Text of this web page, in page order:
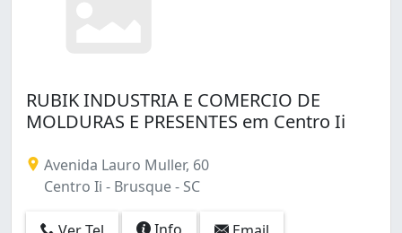
RUBIK INDUSTRIA E COMERCIO DE
MOLDURAS E PRESENTES em Centro Ii
Avenida Lauro Muller, 60
Centro Ii - Brusque - SC